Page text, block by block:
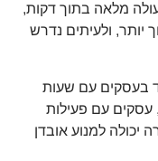
מלאה בתוך דקות,
יותר, ולעיתים נדרש
בעסקים עם שעות
עסקים עם פעילות
יכולה למנוע אובדן